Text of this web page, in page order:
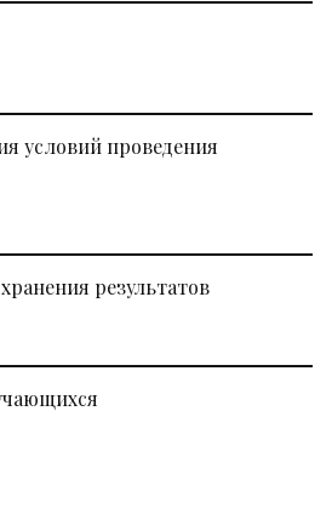
условий проведения
результатов